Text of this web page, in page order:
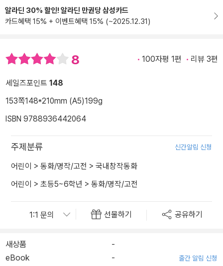
알라딘 30% 할인! 알라딘 만권당 삼성카드
카드혜택 15% + 이벤트혜택 15% (~2025.12.31)
8 100자평 1편 리뷰 3편
세일즈포인트 148
153쪽148*210mm (A5)199g
ISBN 9788936442064
주제분류 신간알림 신청
어린이 > 동화/명작/고전 > 국내창작동화
어린이 > 초등5~6학년 > 동화/명작/고전
선물하기 공유하기
새상품
-
eBook
- 출간 알림 신청